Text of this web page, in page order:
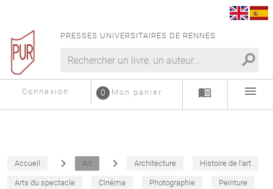
PRESSES UNIVERSITAIRES DE RENNES
search
Connexion Mon panier
0 menu_book menu
Accueil navigate_next Art navigate_next Architecture Histoire de l'art
Arts du spectacle Cinéma Photographie Peinture